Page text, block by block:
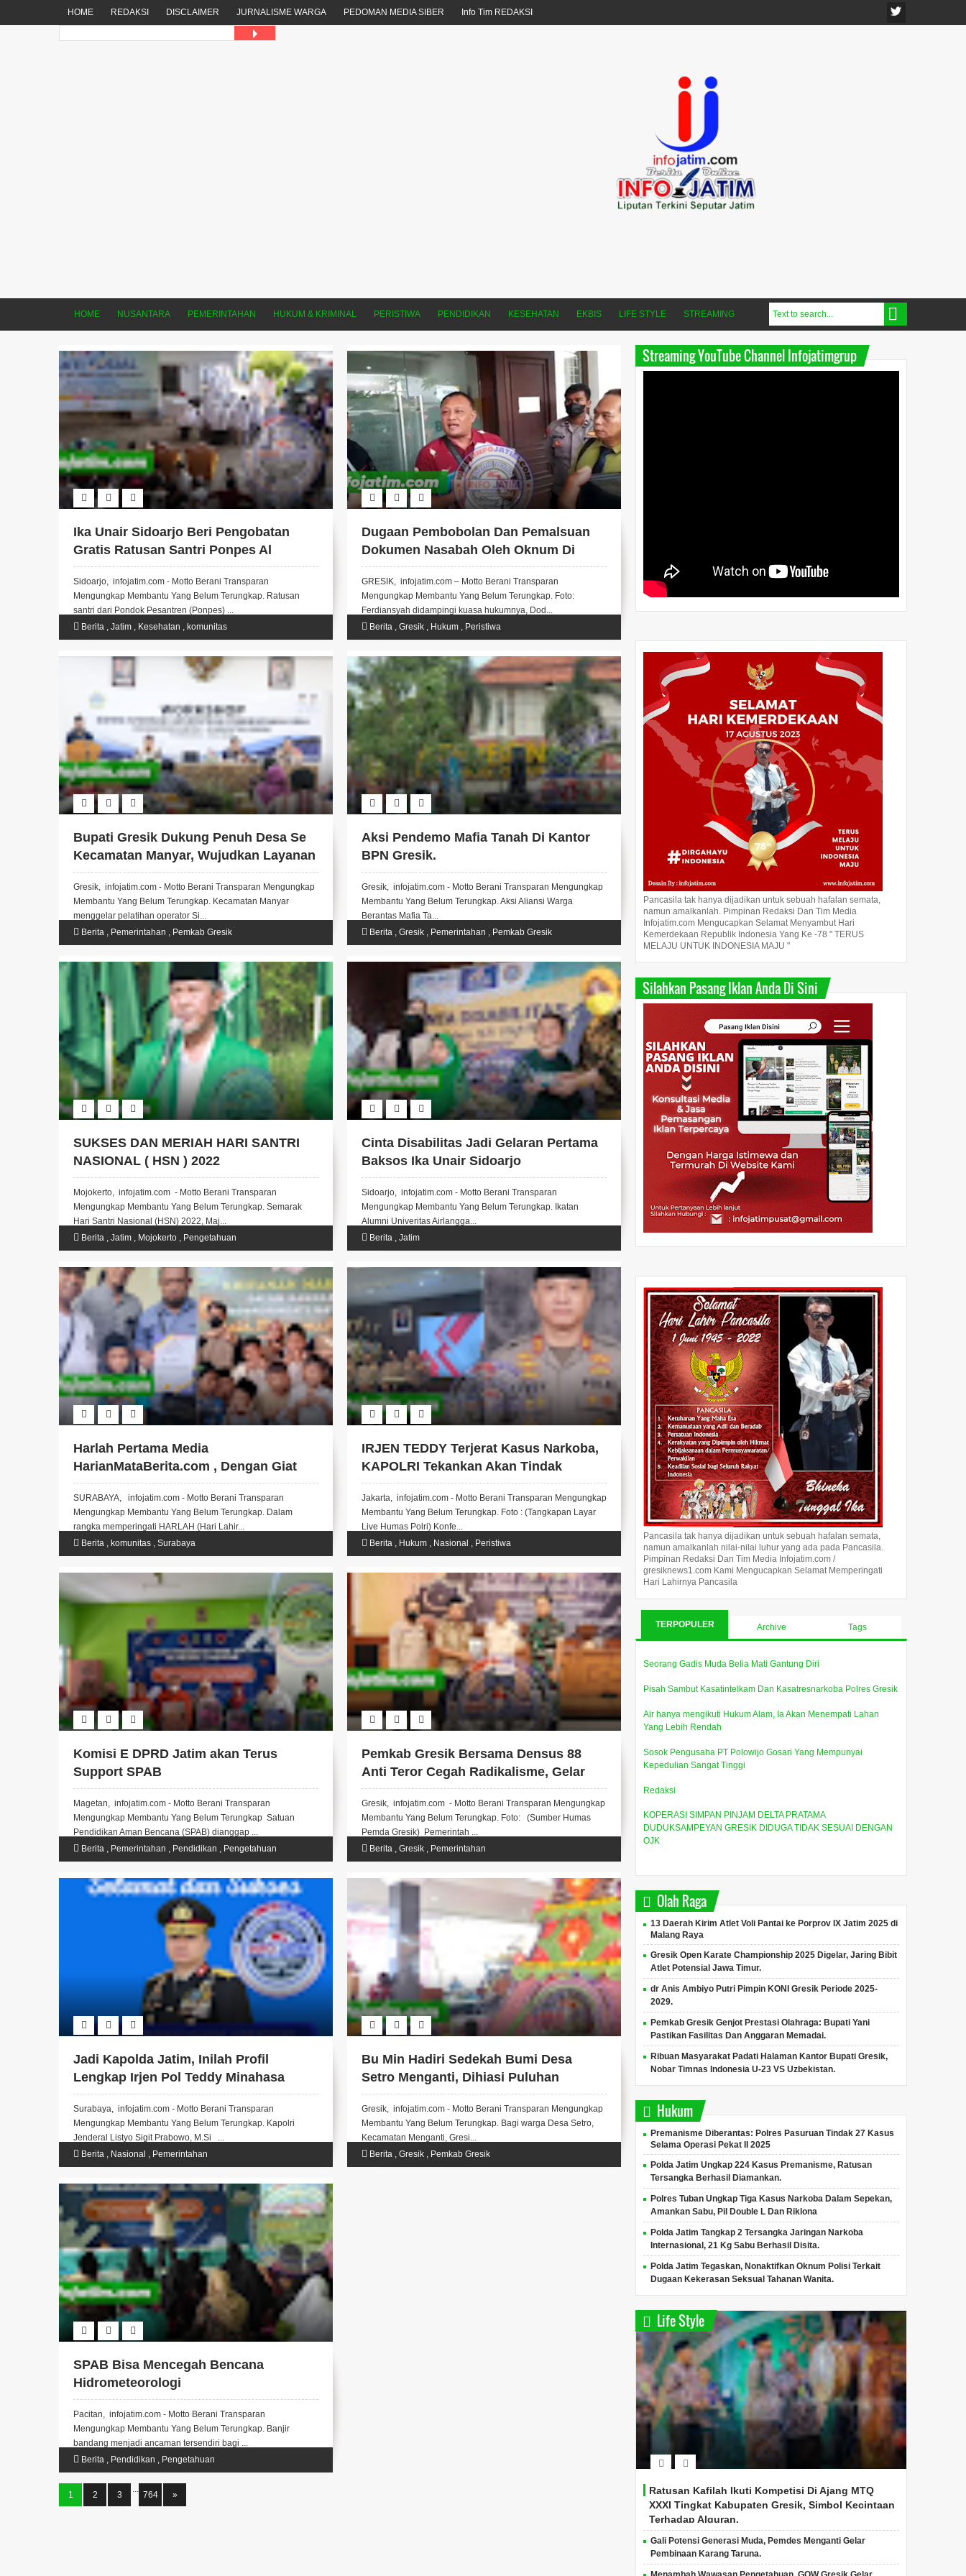
HOME REDAKSI DISCLAIMER JURNALISME WARGA PEDOMAN MEDIA SIBER Info Tim REDAKSI
HOME NUSANTARA PEMERINTAHAN HUKUM & KRIMINAL PERISTIWA PENDIDIKAN KESEHATAN EKBIS LIFE STYLE STREAMING
Ika Unair Sidoarjo Beri Pengobatan
Gratis Ratusan Santri Ponpes Al
Khoziny
Sidoarjo, infojatim.com - Motto Berani Transparan
Mengungkap Membantu Yang Belum Terungkap. Ratusan
santri dari Pondok Pesantren (Ponpes) ...
Berita , Jatim , Kesehatan , komunitas
Dugaan Pembobolan Dan Pemalsuan
Dokumen Nasabah Oleh Oknum Di
Bank BSI Gresik.
GRESIK, infojatim.com – Motto Berani Transparan
Mengungkap Membantu Yang Belum Terungkap. Foto:
Ferdiansyah didampingi kuasa hukumnya, Dod...
Berita ,Gresik , Hukum , Peristiwa
Bupati Gresik Dukung Penuh Desa Se
Kecamatan Manyar, Wujudkan Layanan
Prima, Menjadi Pilot Project Desa SIAP.
Gresik, infojatim.com - Motto Berani Transparan Mengungkap
Membantu Yang Belum Terungkap. Kecamatan Manyar
menggelar pelatihan operator Si...
Berita , Pemerintahan , Pemkab Gresik
Aksi Pendemo Mafia Tanah Di Kantor
BPN Gresik.
Gresik, infojatim.com - Motto Berani Transparan Mengungkap
Membantu Yang Belum Terungkap. Aksi Aliansi Warga
Berantas Mafia Ta...
Berita ,Gresik , Pemerintahan , Pemkab Gresik
SUKSES DAN MERIAH HARI SANTRI
NASIONAL ( HSN ) 2022
Mojokerto, infojatim.com - Motto Berani Transparan
Mengungkap Membantu Yang Belum Terungkap. Semarak
Hari Santri Nasional (HSN) 2022, Maj...
Berita , Jatim , Mojokerto , Pengetahuan
Cinta Disabilitas Jadi Gelaran Pertama
Baksos Ika Unair Sidoarjo
Sidoarjo, infojatim.com - Motto Berani Transparan
Mengungkap Membantu Yang Belum Terungkap. Ikatan
Alumni Univeritas Airlangga...
Berita ,Jatim
Harlah Pertama Media
HarianMataBerita.com , Dengan Giat
Bakti Sosial
SURABAYA, infojatim.com - Motto Berani Transparan
Mengungkap Membantu Yang Belum Terungkap. Dalam
rangka memperingati HARLAH (Hari Lahir...
Berita , komunitas , Surabaya
IRJEN TEDDY Terjerat Kasus Narkoba,
KAPOLRI Tekankan Akan Tindak
Tegas!!
Jakarta, infojatim.com - Motto Berani Transparan Mengungkap
Membantu Yang Belum Terungkap. Foto : (Tangkapan Layar
Live Humas Polri) Konfe...
Berita , Hukum , Nasional , Peristiwa
Komisi E DPRD Jatim akan Terus
Support SPAB
Magetan, infojatim.com - Motto Berani Transparan
Mengungkap Membantu Yang Belum Terungkap Satuan
Pendidikan Aman Bencana (SPAB) dianggap ...
Berita , Pemerintahan , Pendidikan , Pengetahuan
Pemkab Gresik Bersama Densus 88
Anti Teror Cegah Radikalisme, Gelar
Silahturahmi Dengan Para Dai Dan
Khatib.
Gresik, infojatim.com - Motto Berani Transparan Mengungkap
Membantu Yang Belum Terungkap. Foto: (Sumber Humas
Pemda Gresik) Pemerintah ...
Berita ,Gresik , Pemerintahan
Jadi Kapolda Jatim, Inilah Profil
Lengkap Irjen Pol Teddy Minahasa
Putra.
Surabaya, infojatim.com - Motto Berani Transparan
Mengungkap Membantu Yang Belum Terungkap. Kapolri
Jenderal Listyo Sigit Prabowo, M.Si ...
Berita , Nasional , Pemerintahan
Bu Min Hadiri Sedekah Bumi Desa
Setro Menganti, Dihiasi Puluhan
Gunungan, Budaya Okol, dan Menjalin
Silaturahmi.
Gresik, infojatim.com - Motto Berani Transparan Mengungkap
Membantu Yang Belum Terungkap. Bagi warga Desa Setro,
Kecamatan Menganti, Gresi...
Berita ,Gresik , Pemkab Gresik
SPAB Bisa Mencegah Bencana
Hidrometeorologi
Pacitan, infojatim.com - Motto Berani Transparan
Mengungkap Membantu Yang Belum Terungkap. Banjir
bandang menjadi ancaman tersendiri bagi ...
Berita , Pendidikan , Pengetahuan
1 2 3
...
764 »
Streaming YouTube Channel Infojatimgrup
Pancasila tak hanya dijadikan untuk sebuah hafalan semata,
namun amalkanlah. Pimpinan Redaksi Dan Tim Media
Infojatim.com Mengucapkan Selamat Menyambut Hari
Kemerdekaan Republik Indonesia Yang Ke -78 " TERUS
MELAJU UNTUK INDONESIA MAJU "
Silahkan Pasang Iklan Anda Di Sini
Pancasila tak hanya dijadikan untuk sebuah hafalan semata,
namun amalkanlah nilai-nilai luhur yang ada pada Pancasila.
Pimpinan Redaksi Dan Tim Media Infojatim.com /
gresiknews1.com Kami Mengucapkan Selamat Memperingati
Hari Lahirnya Pancasila
TERPOPULER Archive Tags
Seorang Gadis Muda Belia Mati Gantung Diri
Pisah Sambut Kasatintelkam Dan Kasatresnarkoba Polres Gresik
Air hanya mengikuti Hukum Alam, Ia Akan Menempati Lahan
Yang Lebih Rendah
Sosok Pengusaha PT Polowijo Gosari Yang Mempunyai
Kepedulian Sangat Tinggi
Redaksi
KOPERASI SIMPAN PINJAM DELTA PRATAMA
DUDUKSAMPEYAN GRESIK DIDUGA TIDAK SESUAI DENGAN
OJK
Olah Raga
13 Daerah Kirim Atlet Voli Pantai ke Porprov IX Jatim 2025 di
Malang Raya
Gresik Open Karate Championship 2025 Digelar, Jaring Bibit
Atlet Potensial Jawa Timur.
dr Anis Ambiyo Putri Pimpin KONI Gresik Periode 2025-
2029.
Pemkab Gresik Genjot Prestasi Olahraga: Bupati Yani
Pastikan Fasilitas Dan Anggaran Memadai.
Ribuan Masyarakat Padati Halaman Kantor Bupati Gresik,
Nobar Timnas Indonesia U-23 VS Uzbekistan.
Hukum
Premanisme Diberantas: Polres Pasuruan Tindak 27 Kasus
Selama Operasi Pekat II 2025
Polda Jatim Ungkap 224 Kasus Premanisme, Ratusan
Tersangka Berhasil Diamankan.
Polres Tuban Ungkap Tiga Kasus Narkoba Dalam Sepekan,
Amankan Sabu, Pil Double L Dan Riklona
Polda Jatim Tangkap 2 Tersangka Jaringan Narkoba
Internasional, 21 Kg Sabu Berhasil Disita.
Polda Jatim Tegaskan, Nonaktifkan Oknum Polisi Terkait
Dugaan Kekerasan Seksual Tahanan Wanita.
Life Style
Ratusan Kafilah Ikuti Kompetisi Di Ajang MTQ
XXXI Tingkat Kabupaten Gresik, Simbol Kecintaan
Terhadap Alquran.
Gali Potensi Generasi Muda, Pemdes Menganti Gelar
Pembinaan Karang Taruna.